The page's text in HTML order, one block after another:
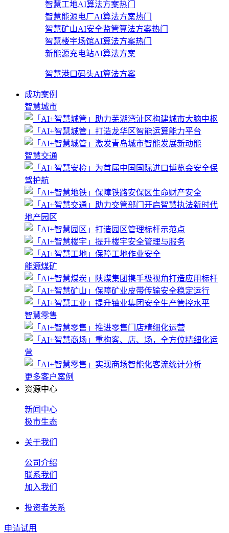
智慧工地AI算法方案热门
智慧能源电厂AI算法方案热门
智慧矿山AI安全监管算法方案热门
智慧楼宇场馆AI算法方案热门
新能源充电站AI算法方案
智慧港口码头AI算法方案
成功案例
智慧城市
智慧交通
地产园区
能源煤矿
智慧零售
更多客户案例
资源中心
新闻中心
极市生态
关于我们
公司介绍
联系我们
加入我们
投资者关系
申请试用